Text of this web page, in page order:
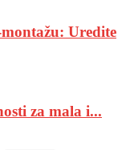
Uredite
za mala i...